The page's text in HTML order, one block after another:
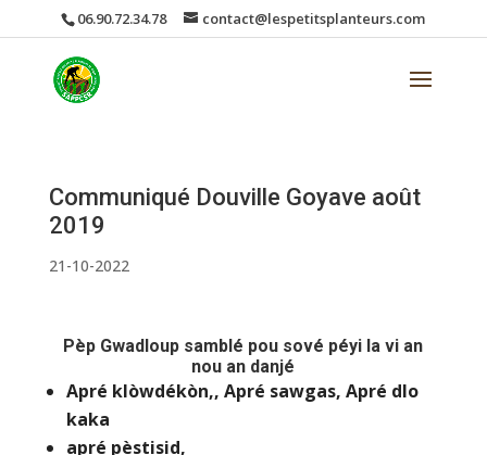
06.90.72.34.78 contact@lespetitsplanteurs.com
Communiqué Douville Goyave août
2019
21-10-2022
Pèp Gwadloup samblé pou sové péyi la vi an
nou an danjé
Apré klòwdékòn,, Apré sawgas, Apré dlo
kaka
apré pèstisid,